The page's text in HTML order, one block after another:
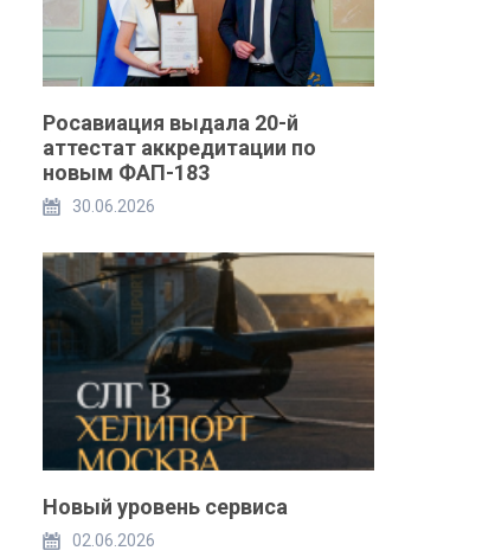
Росавиация выдала 20-й
аттестат аккредитации по
новым ФАП-183
30.06.2026
Новый уровень сервиса
02.06.2026